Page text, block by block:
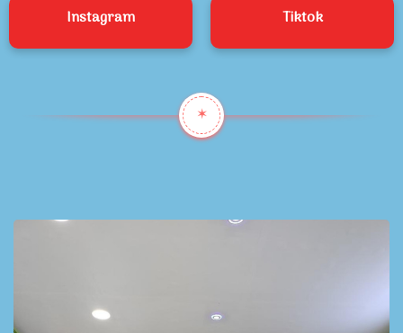
Instagram Tiktok
✶